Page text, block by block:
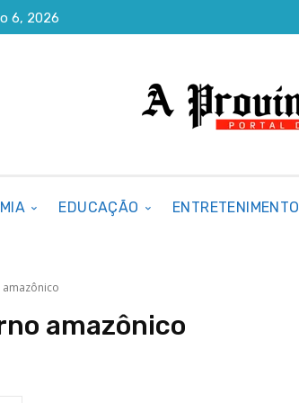
6, 2026
EDUCAÇÃO ENTRETENIMENTO
amazônico
amazônico